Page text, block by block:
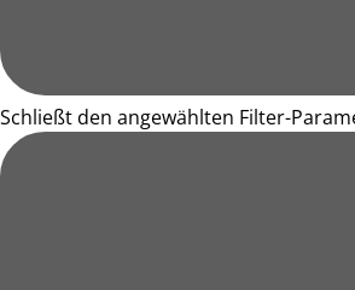
Schließt den angewählten Filter-